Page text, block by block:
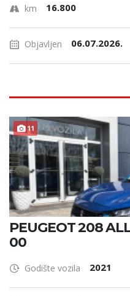
km 16.800
Objavljen 06.07.2026.
11
PEUGEOT 208
00
Godište vozila 2021